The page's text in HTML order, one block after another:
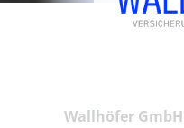
Wallhöfer